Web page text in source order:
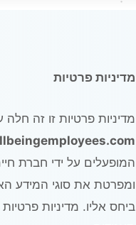
מדיניות פרטיות
מדיניות פרטיות זו זה
המופעלים על ידי חברת
ומפרטת את סוגי המידע
ביחס אליו. מדיניות